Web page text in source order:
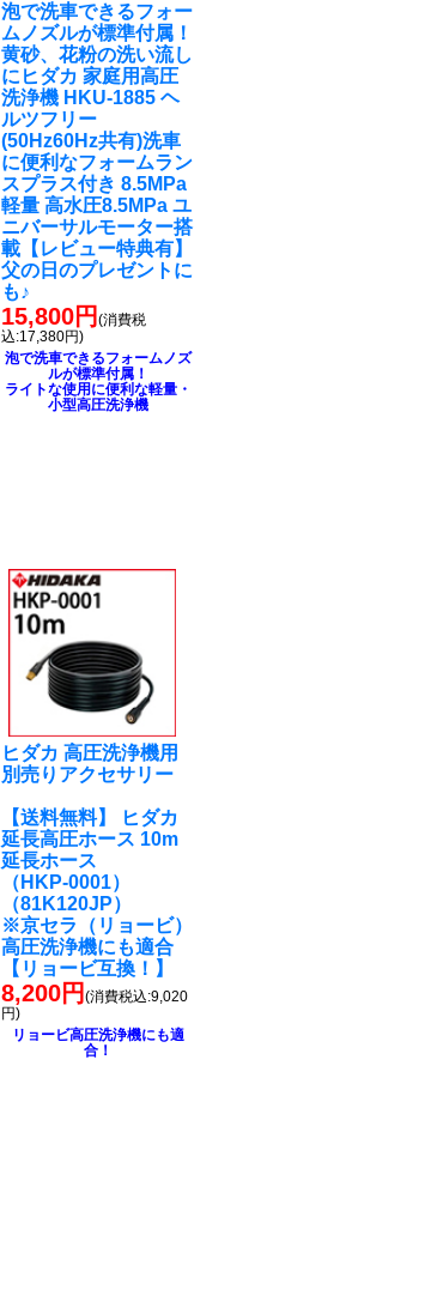
泡で洗車できるフォー
ムノズルが標準付属！
黄砂、花粉の洗い流し
に ヒダカ 家庭用高圧
洗浄機 HKU-1885 ヘ
ルツフリー
(50Hz60Hz共有)洗車
に便利なフォームラン
スプラス付き 8.5MPa
軽量 高水圧8.5MPa ユ
ニバーサルモーター搭
載【レビュー特典有】
父の日のプレゼントに
も♪
15,800円(消費税
込:17,380円)
泡で洗車できるフォームノズ
ルが標準付属！
ライトな使用に便利な軽量・
小型高圧洗浄機
ヒダカ 高圧洗浄機用
別売りアクセサリー
【送料無料】 ヒダカ
延長高圧ホース 10m
延長ホース
（HKP-0001）
（81K120JP）
※京セラ（リョービ）
高圧洗浄機にも適合
【リョービ互換！】
8,200円(消費税込:9,020
円)
リョービ高圧洗浄機にも適
合！